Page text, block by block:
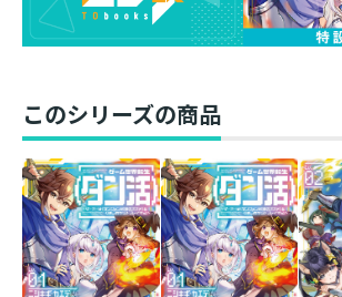
輩を無事籠絡すると、
レベルカンストを果たしたアルルもす
店を開くことに。
話題沸騰の彼女のブランド力が発揮され
繁盛。
上級ダンジョンへ挑む準備を着々と進
ルスたちは中級上位ダンジョン最強最
る！
仲間を増やして、強ジョブ・お宝・超
このシリーズの商品